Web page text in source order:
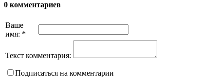
0 комментариев
Ваше
имя: *
Текст комментария:
Подписаться на комментарии